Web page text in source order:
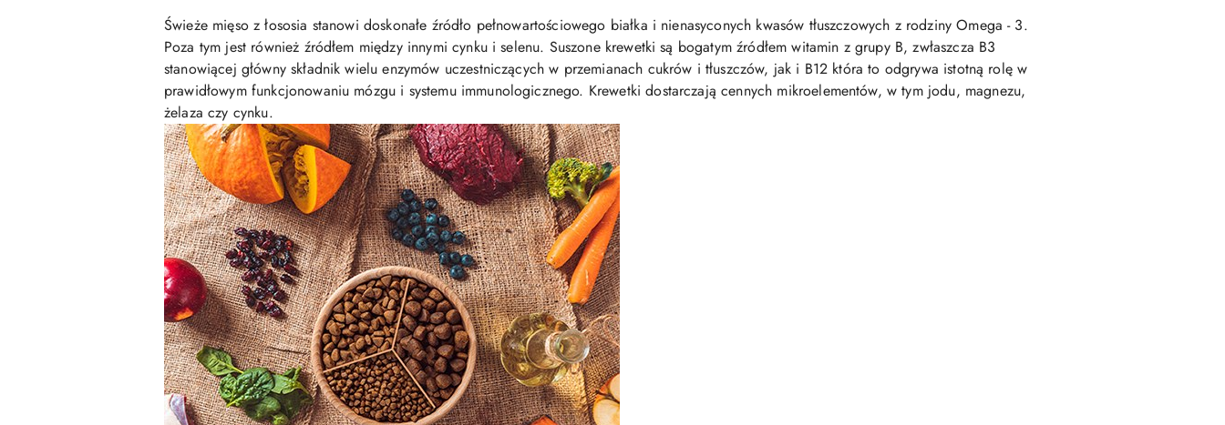
Świeże mięso z łososia stanowi doskonałe źródło pełnowartościowego białka i nienasyconych kwasów tłuszczowych z rodziny Omega - 3.
Poza tym jest również źródłem między innymi cynku i selenu. Suszone krewetki są bogatym źródłem witamin z grupy B, zwłaszcza B3
stanowiącej główny składnik wielu enzymów uczestniczących w przemianach cukrów i tłuszczów, jak i B12 która to odgrywa istotną rolę w
prawidłowym funkcjonowaniu mózgu i systemu immunologicznego. Krewetki dostarczają cennych mikroelementów, w tym jodu, magnezu,
żelaza czy cynku.